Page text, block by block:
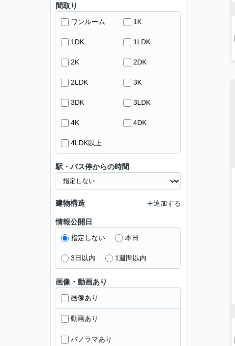
間取り
ワンルーム 1K
1DK 1LDK
2K 2DK
2LDK 3K
3DK 3LDK
4K 4DK
4LDK以上
駅・バス停からの時間
建物構造 追加する
情報公開日
指定しない 本日
3日以内 1週間以内
画像・動画あり
画像あり
動画あり
パノラマあり